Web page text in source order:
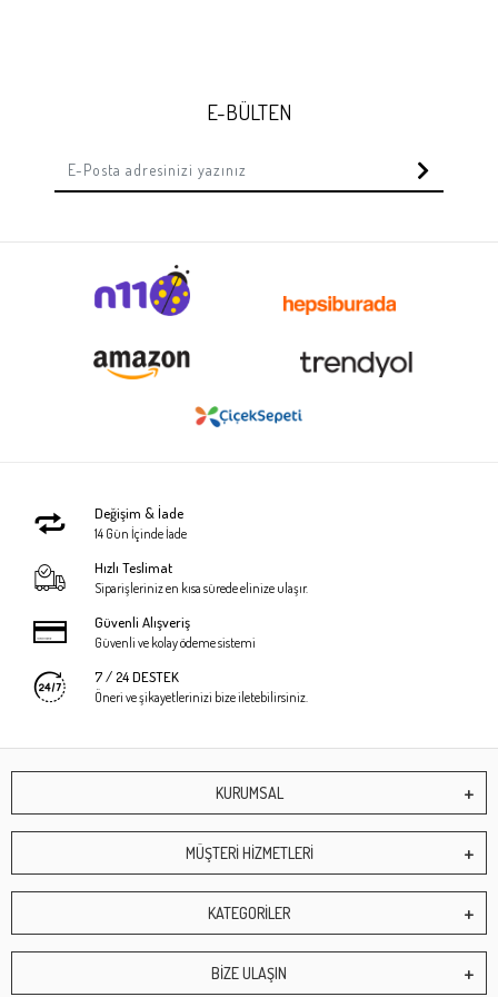
E-BÜLTEN
Değişim & İade
14 Gün İçinde İade
Hızlı Teslimat
Siparişleriniz en kısa sürede elinize ulaşır.
Güvenli Alışveriş
Güvenli ve kolay ödeme sistemi
7 / 24 DESTEK
Öneri ve şikayetlerinizi bize iletebilirsiniz.
KURUMSAL
MÜŞTERİ HİZMETLERİ
KATEGORİLER
BİZE ULAŞIN